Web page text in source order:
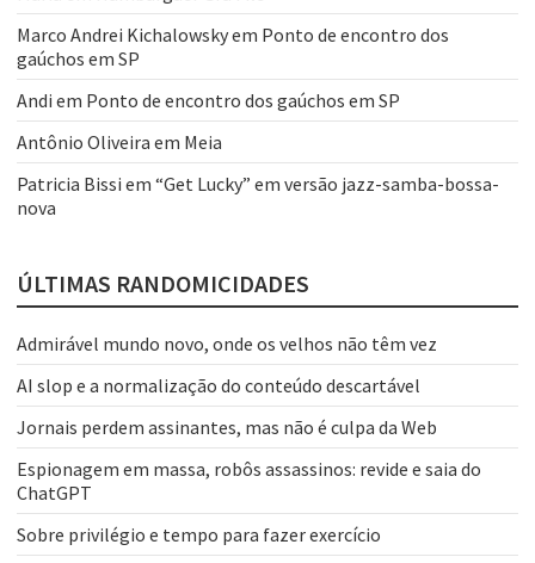
Marco Andrei Kichalowskyem Ponto de encontro dos
gaúchos em SP
Andi em Ponto de encontro dos gaúchos em SP
Antônio Oliveira em Meia
Patricia Bissi em “Get Lucky” em versão jazz-samba-bossa-
nova
ÚLTIMAS RANDOMICIDADES
Admirável mundo novo, onde os velhos não têm vez
AI slop e a normalização do conteúdo descartável
Jornais perdem assinantes, mas não é culpa da Web
Espionagem em massa, robôs assassinos: revide e saia do
ChatGPT
Sobre privilégio e tempo para fazer exercício